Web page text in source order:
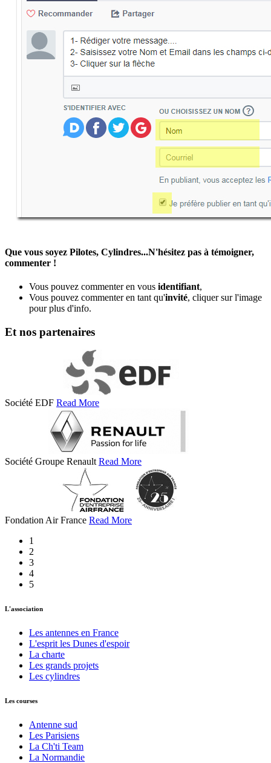
Que vous soyez Pilotes, Cylindres...N'hésitez pas à témoigner,
commenter !
Vous pouvez commenter en vous identifiant,
Vous pouvez commenter en tant qu'invité, cliquer sur l'image
pour plus d'info.
Et nos partenaires
Société EDF Read More
Société Groupe Renault Read More
Fondation Air France Read More
1
2
3
4
5
L'association
Les antennes en France
L'esprit les Dunes d'espoir
La charte
Les grands projets
Les cylindres
Les courses
Antenne sud
Les Parisiens
La Ch'ti Team
La Normandie